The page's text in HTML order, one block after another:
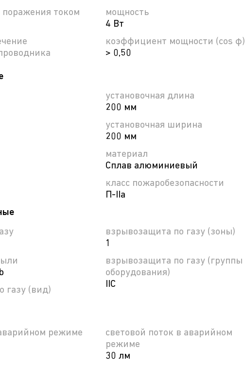
током
мощность
4 Вт
коэффициент мощности (cos φ)
> 0,50
установочная длина
200 мм
установочная ширина
200 мм
материал
Сплав алюминиевый
класс пожаробезопасности
П-ІІа
газу (вид)
взрывозащита по газу (зоны)
1
взрывозащита по газу (группы
оборудования)
IIC
режиме
световой поток в аварийном
режиме
30 лм